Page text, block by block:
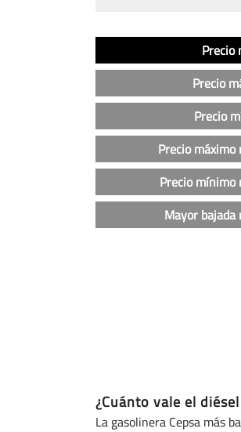
Análisis
del
en
gasolineras
Tarancón
Precio
Precio
Precio
Precio
Precio mínimo
Mayor
¿Cuánto vale el
La gasolinera Cepsa más